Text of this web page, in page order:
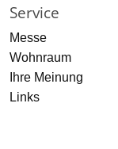
Service
Messe
Wohnraum
Ihre Meinung
Links